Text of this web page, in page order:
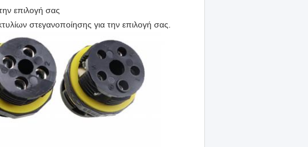
επιλογή σας
στεγανοποίησης για την επιλογή σας.